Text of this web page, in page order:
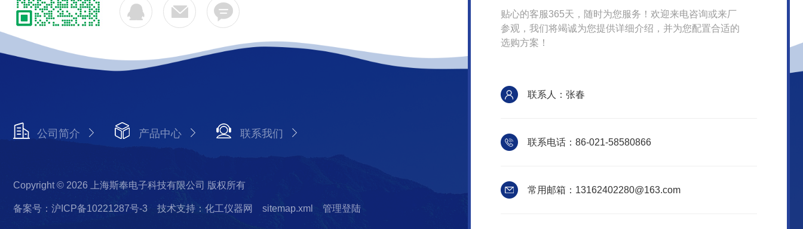
公司简介 产品中心 联系我们
Copyright © 2026 上海斯奉电子科技有限公司 版权所有
备案号：沪ICP备10221287号-3 技术支持：化工仪器网 sitemap.xml 管理登陆
贴心的客服365天，随时为您服务！欢迎来电咨询或来厂
参观，我们将竭诚为您提供详细介绍，并为您配置合适的
选购方案！
联系人：张春
联系电话：86-021-58580866
常用邮箱：13162402280@163.com